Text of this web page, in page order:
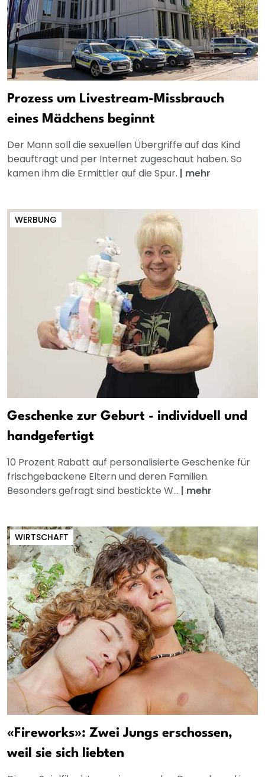
Prozess um Livestream-Missbrauch
eines Mädchens beginnt
Der Mann soll die sexuellen Übergriffe auf das Kind
beauftragt und per Internet zugeschaut haben. So
kamen ihm die Ermittler auf die Spur. | mehr
WERBUNG
Geschenke zur Geburt - individuell und
handgefertigt
10 Prozent Rabatt auf personalisierte Geschenke für
frischgebackene Eltern und deren Familien.
Besonders gefragt sind bestickte W... | mehr
WIRTSCHAFT
«Fireworks»: Zwei Jungs erschossen,
weil sie sich liebten